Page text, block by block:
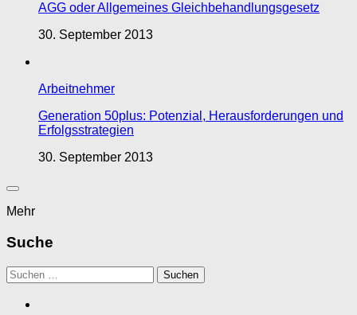
AGG oder Allgemeines Gleichbehandlungsgesetz
30. September 2013
Arbeitnehmer
Generation 50plus: Potenzial, Herausforderungen und
Erfolgsstrategien
30. September 2013
Mehr
Suche
Suchen
nach: